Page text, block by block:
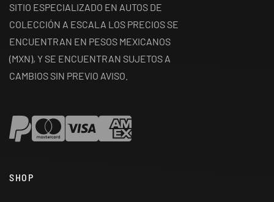
SITIO ESPECIALIZADO EN AUTOS DE
COLECCIÓN A ESCALA LOS PRECIOS SE
ENCUENTRAN EN PESOS MEXICANOS
(MXN), Y SE ENCUENTRAN SUJETOS A
CAMBIOS SIN PREVIO AVISO.
SHOP